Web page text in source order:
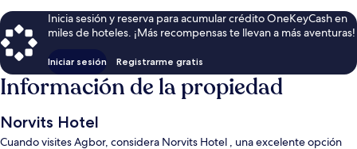
Inicia sesión y reserva para acumular crédito OneKeyCash en
miles de hoteles. ¡Más recompensas te llevan a más aventuras!
Iniciar sesión Registrarme gratis
Información de la propiedad
Norvits Hotel
Cuando visites Agbor, considera Norvits Hotel , una excelente opción